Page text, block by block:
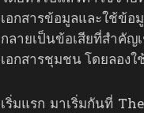
เอกสารข้อมูลและใช้ข้
กลายเป็นข้อเสียที่สำคัญ
เอกสารชุมชน โดยลองใ
เริ่มแรก มาเริ่มกันที่